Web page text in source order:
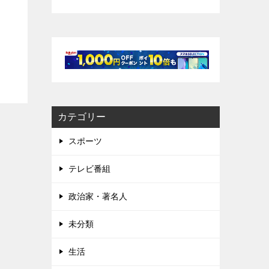
カテゴリー
スポーツ
テレビ番組
政治家・著名人
未分類
生活